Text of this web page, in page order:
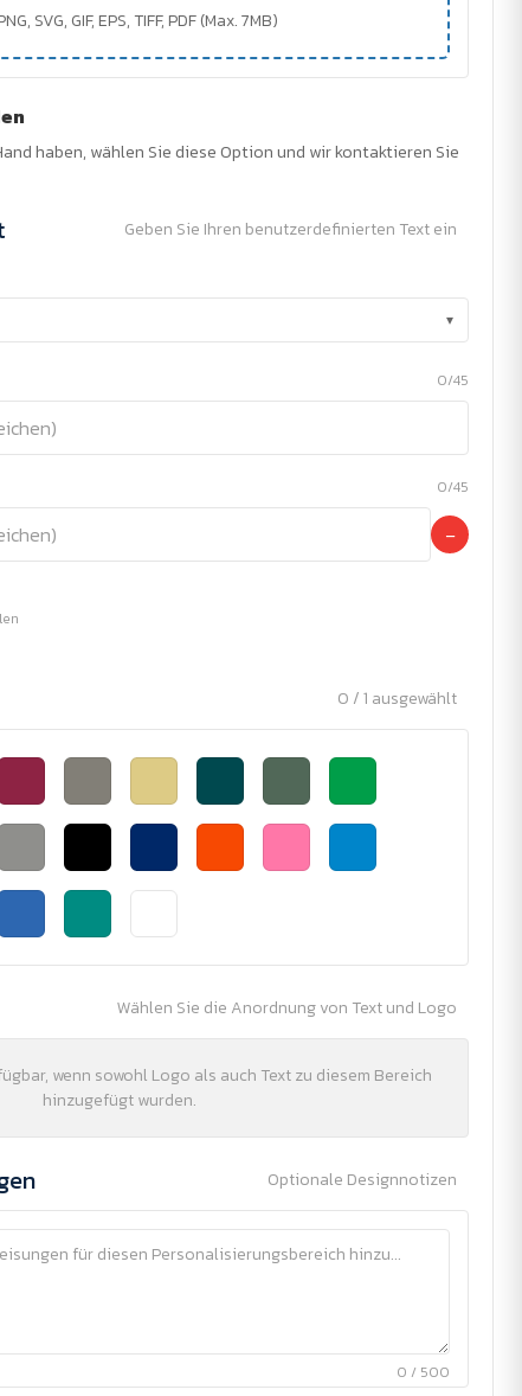
SVG, GIF, EPS, TIFF, PDF (Max. 7MB)
haben, wählen Sie diese Option und wir kontaktieren Sie
Geben Sie Ihren benutzerdefinierten Text ein
▾
0/45
0/45
−
0 / 1 ausgewählt
Wählen Sie die Anordnung von Text und Logo
wenn sowohl Logo als auch Text zu diesem Bereich
hinzugefügt wurden.
Optionale Designnotizen
0 / 500